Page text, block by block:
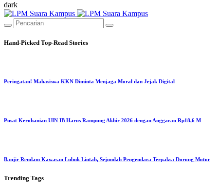
dark
Hand-Picked Top-Read Stories
Peringatan! Mahasiswa KKN Diminta Menjaga Moral dan Jejak Digital
Pusat Kerohanian UIN IB Harus Rampung Akhir 2026 dengan Anggaran Rp18,6 M
Banjir Rendam Kawasan Lubuk Lintah, Sejumlah Pengendara Terpaksa Dorong Motor
Trending Tags